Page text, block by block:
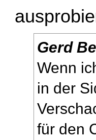
Gerd
Wenn
in der
für den